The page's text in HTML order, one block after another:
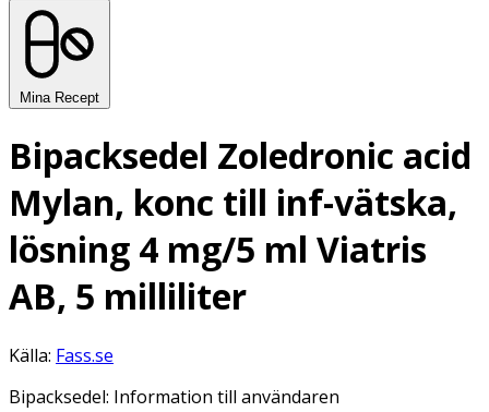
Mina Recept
Bipacksedel Zoledronic acid
Mylan, konc till inf-vätska,
lösning 4 mg/5 ml Viatris
AB, 5 milliliter
Källa: Fass.se
Bipacksedel: Information till användaren